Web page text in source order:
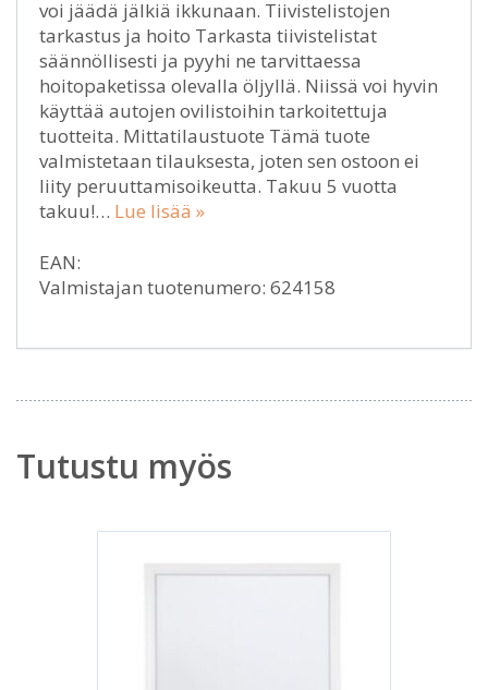
voi jäädä jälkiä ikkunaan. Tiivistelistojen
tarkastus ja hoito Tarkasta tiivistelistat
säännöllisesti ja pyyhi ne tarvittaessa
hoitopaketissa olevalla öljyllä. Niissä voi hyvin
käyttää autojen ovilistoihin tarkoitettuja
tuotteita. Mittatilaustuote Tämä tuote
valmistetaan tilauksesta, joten sen ostoon ei
liity peruuttamisoikeutta. Takuu 5 vuotta
takuu!… Lue lisää »
EAN:
Valmistajan tuotenumero: 624158
Tutustu myös